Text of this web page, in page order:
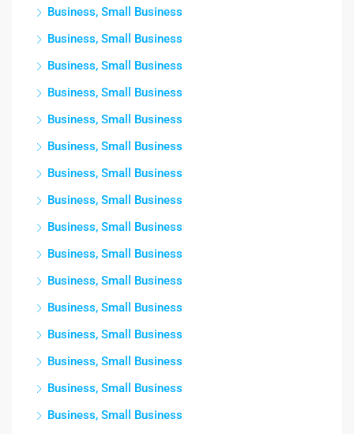
Business, Small Business
Business, Small Business
Business, Small Business
Business, Small Business
Business, Small Business
Business, Small Business
Business, Small Business
Business, Small Business
Business, Small Business
Business, Small Business
Business, Small Business
Business, Small Business
Business, Small Business
Business, Small Business
Business, Small Business
Business, Small Business